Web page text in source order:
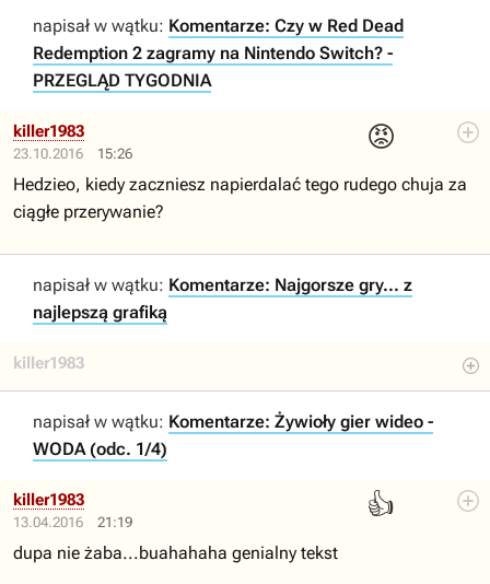
napisał w wątku: Komentarze: Czy w Red Dead
Redemption 2 zagramy na Nintendo Switch? -
PRZEGLĄD TYGODNIA
23.10.2016 15:26
😡
killer1983
Hedzieo, kiedy zaczniesz napierdalać tego rudego chuja za
ciągłe przerywanie?
napisał w wątku: Komentarze: Najgorsze gry... z
najlepszą grafiką
killer1983
napisał w wątku: Komentarze: Żywioły gier wideo -
WODA (odc. 1/4)
13.04.2016 21:19
👍
killer1983
dupa nie żaba...buahahaha genialny tekst